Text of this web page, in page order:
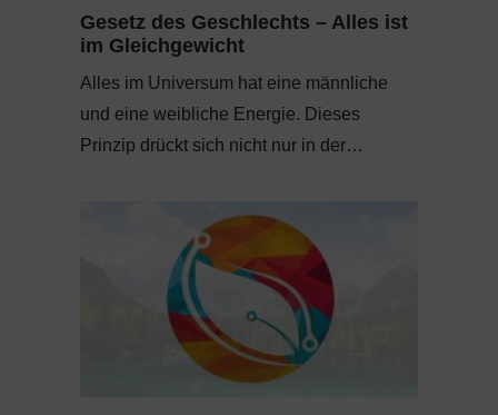
Gesetz des Geschlechts – Alles ist
im Gleichgewicht
Alles im Universum hat eine männliche
und eine weibliche Energie. Dieses
Prinzip drückt sich nicht nur in der…